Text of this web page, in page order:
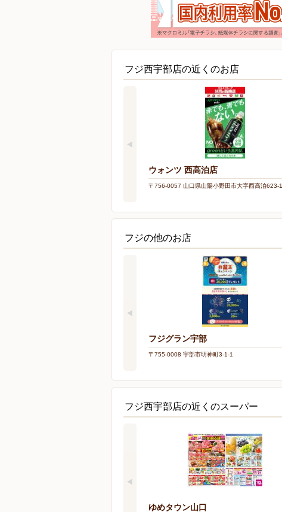
フジ西宇部店の近くのお店
ウォンツ 西高泊店
〒756-0057 山口県山陽小野田市大字西高泊623-1
フジの他のお店
フジグラン宇部
〒755-0008 宇部市明神町3-1-1
フジ西宇部店の近くのスーパー
ゆめタウン山口